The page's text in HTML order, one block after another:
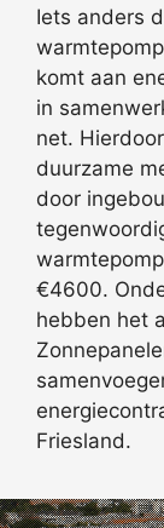
Iets anders
komt aan
in
net.
duurzame
door
€4600.
hebben het
Friesland.